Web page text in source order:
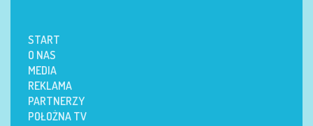
START
O NAS
MEDIA
REKLAMA
PARTNERZY
POŁOŻNA TV